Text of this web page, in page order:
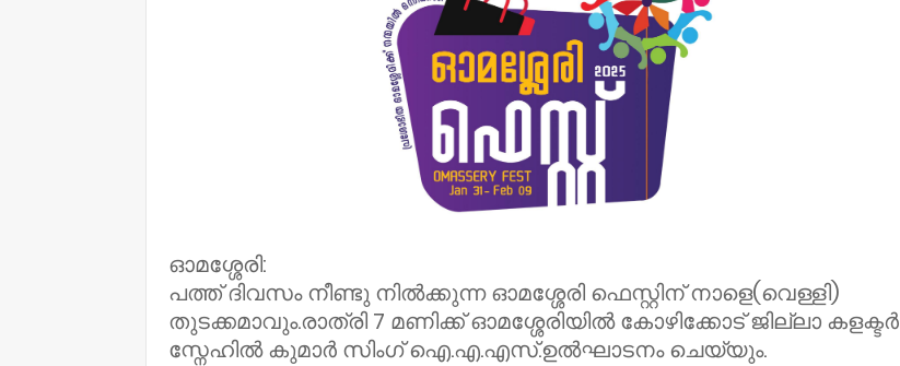
ഓമശ്ശേരി:
പത്ത്‌ ദിവസം നീണ്ടു നിൽക്കുന്ന ഓമശ്ശേരി ഫെസ്റ്റിന്‌ നാളെ(വെള്ളി)
തുടക്കമാവും.രാത്രി 7 മണിക്ക്‌ ഓമശ്ശേരിയിൽ കോഴിക്കോട്‌ ജില്ലാ കളക്ടർ
സ്നേഹിൽ കുമാർ സിംഗ്‌ ഐ.എ.എസ്‌.ഉൽഘാടനം ചെയ്യും.